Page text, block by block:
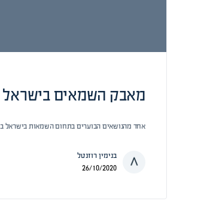
מאבק השמאים
אחד מהנושאים הבוערים בתחום השמאות בישראל
בנימין רוזנטל
26/10/2020